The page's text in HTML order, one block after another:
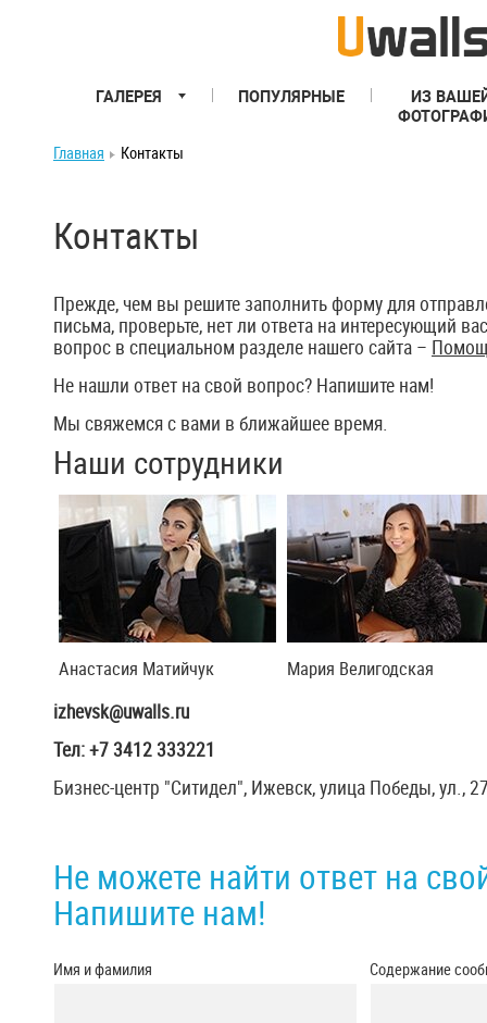
ГАЛЕРЕЯ ПОПУЛЯРНЫЕ
ИЗ
Главная
Контакты
Контакты
Прежде, чем вы решите заполнить форму для
письма, проверьте, нет ли ответа на интересующий вас
вопрос в специальном разделе нашего сайта –
Не нашли ответ на свой вопрос? Напишите нам!
Мы свяжемся с вами в ближайшее время.
Наши сотрудники
Анастасия Матийчук Мария Велигодская
izhevsk@uwalls.ru
Тел: +7 3412 333221
Бизнес-центр "Ситидел", Ижевск, улица Победы, ул.,
Не можете найти ответ на
Напишите нам!
Имя и фамилия Содержание